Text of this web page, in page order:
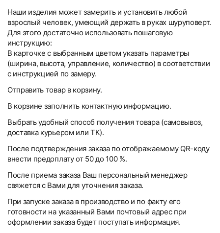
Наши изделия может замерить и установить любой
взрослый человек, умеющий держать в руках шуруповерт.
Для этого достаточно использовать пошаговую
инструкцию:
В карточке с выбранным цветом указать параметры
(ширина, высота, управление, количество) в соответствии
с инструкцией по замеру.
Отправить товар в корзину.
В корзине заполнить контактную информацию.
Выбрать удобный способ получения товара (самовывоз,
доставка курьером или ТК).
После подтверждения заказа по отображаемому QR-коду
внести предоплату от 50 до 100 %.
После приема заказа Ваш персональный менеджер
свяжется с Вами для уточнения заказа.
При запуске заказа в производство и по факту его
готовности на указанный Вами почтовый адрес при
оформлении заказа будет поступать информация.